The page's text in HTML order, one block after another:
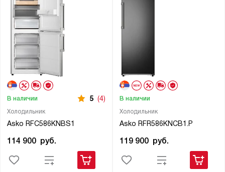
Холодильник
Asko RFC586KNBS1
В наличии 5 (4)
114 900 руб.
Холодильник
Asko RFR586KNCB1.P
В наличии
119 900 руб.